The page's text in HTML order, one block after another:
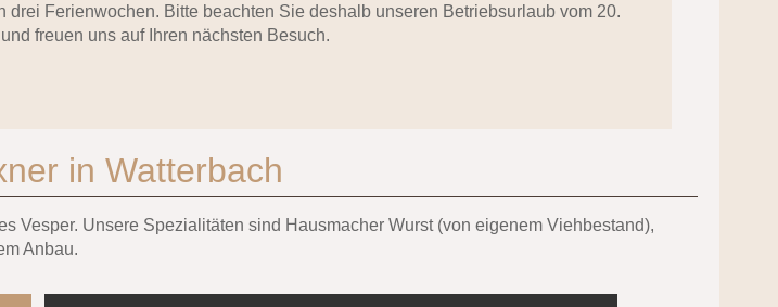
Ferienwochen. Bitte beachten Sie deshalb unseren Betriebsurlaub vom 20.
freuen uns auf Ihren nächsten Besuch.
in Watterbach
Vesper. Unsere Spezialitäten sind Hausmacher Wurst (von eigenem Viehbestand),
Anbau.